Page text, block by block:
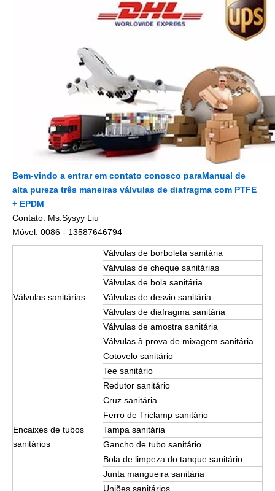
Bem-vindo a entrar em contato conosco paraManual de
alta pureza três maneiras válvulas de diafragma com PTFE
+ EPDM
Contato: Ms.Sysyy Liu
Móvel: 0086 - 13587646794
Válvulas sanitárias
Válvulas de borboleta sanitária
Válvulas de cheque sanitárias
Válvulas de bola sanitária
Válvulas de desvio sanitária
Válvulas de diafragma sanitária
Válvulas de amostra sanitária
Válvulas à prova de mixagem sanitária
Encaixes de tubos
sanitários
Cotovelo sanitário
Tee sanitário
Redutor sanitário
Cruz sanitária
Ferro de Triclamp sanitário
Tampa sanitária
Gancho de tubo sanitário
Bola de limpeza do tanque sanitário
Junta mangueira sanitária
Uniões sanitários